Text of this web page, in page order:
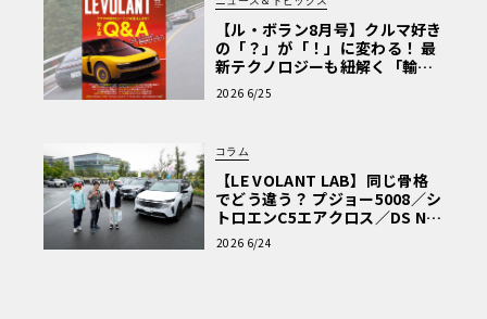
【ル・ボラン8月号】クルマ好き
の「？」が「！」に変わる！ 最
新テクノロジーも紐解く「輸入
車Q&A」
2026 6/25
コラム
【LE VOLANT LAB】同じ骨格
でどう違う？ プジョー5008／シ
トロエンC5エアクロス／DS Nº4
読者一気乗りレポート
2026 6/24